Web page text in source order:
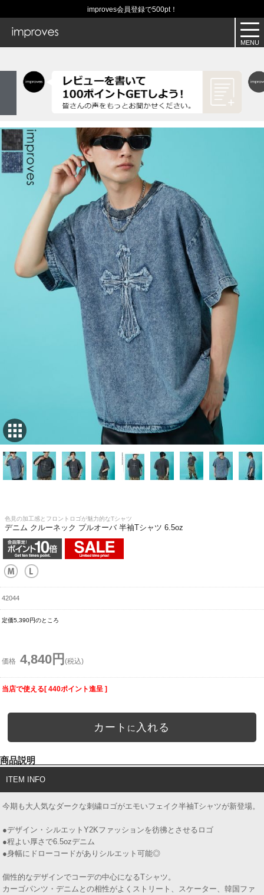
improves会員登録で500pt！
色見の加工感とフロントロゴが魅力的なTシャツ
デニム クルーネック プルオーバ 半袖Tシャツ 6.5oz
42044
定価5,390円のところ
価格 4,840円 (税込)
当店で使える[ 440ポイント進呈 ]
カート に 入れる
商品説明
ITEM INFO
今期も大人気なダークな刺繍ロゴがエモいフェイク半袖Tシャツが新登場。
●デザイン・シルエットY2Kファッションを彷彿とさせるロゴ
●程よい厚さで6.5ozデニム
●身幅にドローコードがありシルエット可能◎
個性的なデザインでコーデの中心になるTシャツ。
カーゴパンツ・デニムとの相性がよくストリート、スケーター、韓国ファ